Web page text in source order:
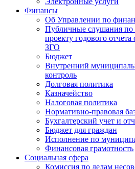
Финансы
Об Управлении по
Публичные слушания по
проекту годового
ЗГО
Бюджет
Внутренний
контроль
Долговая политика
Казначейство
Налоговая политика
Нормативно-правовая
Бухгалтерский учет и
Бюджет для граждан
Исполнение по
Финансовая грамотность
Социальная сфера
Комиссия по делам